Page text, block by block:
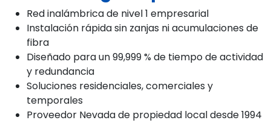
Red inalámbrica de nivel 1 empresarial
Instalación rápida sin zanjas ni acumulaciones de
fibra
Diseñado para un 99,999 % de tiempo de actividad
y redundancia
Soluciones residenciales, comerciales y
temporales
Proveedor Nevada de propiedad local desde 1994